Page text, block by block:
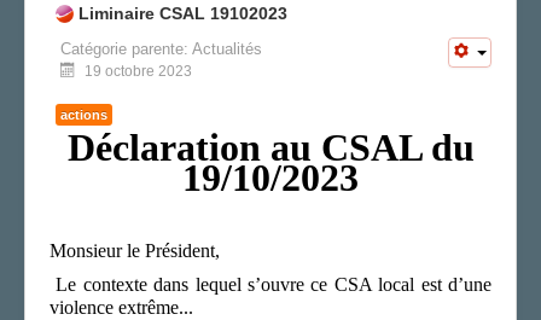
Liminaire CSAL 19102023
Catégorie parente: Actualités
19 octobre 2023
actions
Déclaration au CSAL du
19/10/2023
Monsieur le Président,
Le contexte dans lequel s’ouvre ce CSAlocal est d’une
violence extrême...